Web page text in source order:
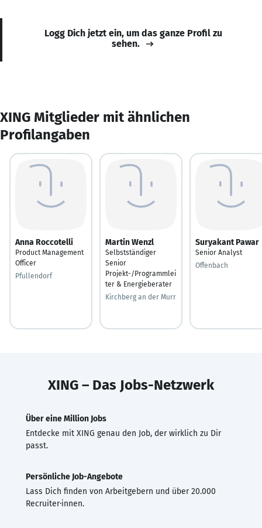
Logg Dich jetzt ein, um das ganze Profil zu
sehen.
XING Mitglieder mit ähnlichen
Profilangaben
Anna Roccotelli
Product Management
Officer
Pfullendorf
Martin Wenzl
Selbstständiger
Senior
Projekt-/Programmlei
ter & Energieberater
Kirchberg an der Murr
Suryakant Pawar
Senior Analyst
Offenbach
XING – Das Jobs-Netzwerk
Über eine Million Jobs
Entdecke mit XING genau den Job, der wirklich zu Dir
passt.
Persönliche Job-Angebote
Lass Dich finden von Arbeitgebern und über 20.000
Recruiter·innen.